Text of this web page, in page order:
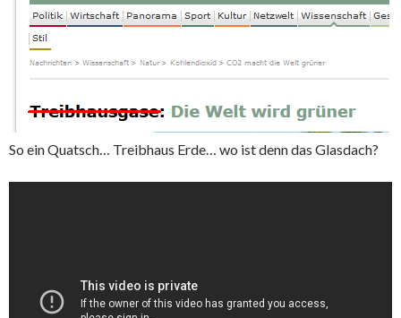
So ein Quatsch… Treibhaus Erde… wo ist denn das Glasdach?